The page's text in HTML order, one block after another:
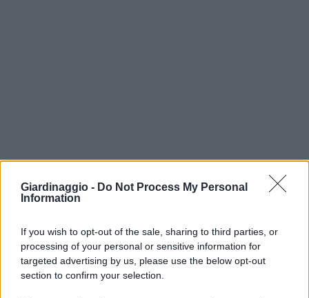
Giardinaggio - Do Not Process My Personal
Information
If you wish to opt-out of the sale, sharing to third parties, or
processing of your personal or sensitive information for
targeted advertising by us, please use the below opt-out
section to confirm your selection.